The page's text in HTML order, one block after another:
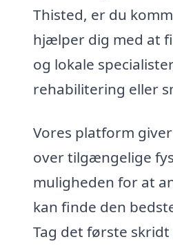
Thisted, er du
hjælper dig med at
og lokale
rehabilitering eller
Vores platform
over tilgængelige
muligheden for at
kan finde den
Tag det første